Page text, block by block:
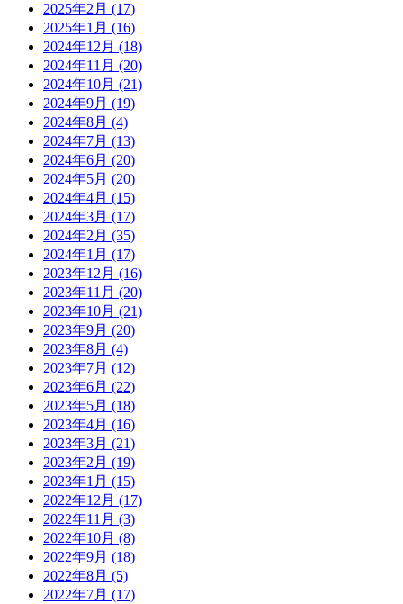
2025年2月 (17)
2025年1月 (16)
2024年12月 (18)
2024年11月 (20)
2024年10月 (21)
2024年9月 (19)
2024年8月 (4)
2024年7月 (13)
2024年6月 (20)
2024年5月 (20)
2024年4月 (15)
2024年3月 (17)
2024年2月 (35)
2024年1月 (17)
2023年12月 (16)
2023年11月 (20)
2023年10月 (21)
2023年9月 (20)
2023年8月 (4)
2023年7月 (12)
2023年6月 (22)
2023年5月 (18)
2023年4月 (16)
2023年3月 (21)
2023年2月 (19)
2023年1月 (15)
2022年12月 (17)
2022年11月 (3)
2022年10月 (8)
2022年9月 (18)
2022年8月 (5)
2022年7月 (17)